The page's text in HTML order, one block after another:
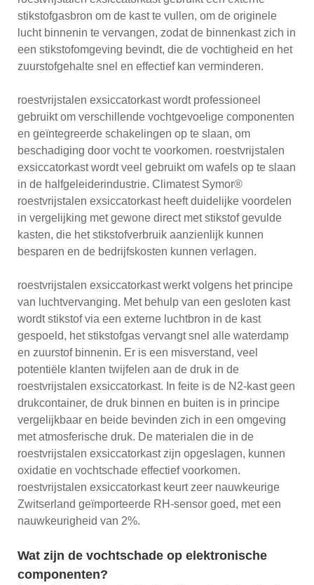
stikstofgasbron om de kast te vullen, om de originele
lucht binnenin te vervangen, zodat de binnenkast zich in
een stikstofomgeving bevindt, die de vochtigheid en het
zuurstofgehalte snel en effectief kan verminderen.
roestvrijstalen exsiccatorkast wordt professioneel
gebruikt om verschillende vochtgevoelige componenten
en geïntegreerde schakelingen op te slaan, om
beschadiging door vocht te voorkomen. roestvrijstalen
exsiccatorkast wordt veel gebruikt om wafels op te slaan
in de halfgeleiderindustrie. Climatest Symor®
roestvrijstalen exsiccatorkast heeft duidelijke voordelen
in vergelijking met gewone direct met stikstof gevulde
kasten, die het stikstofverbruik aanzienlijk kunnen
besparen en de bedrijfskosten kunnen verlagen.
roestvrijstalen exsiccatorkast werkt volgens het principe
van luchtvervanging. Met behulp van een gesloten kast
wordt stikstof via een externe luchtbron in de kast
gespoeld, het stikstofgas vervangt snel alle waterdamp
en zuurstof binnenin. Er is een misverstand, veel
potentiële klanten twijfelen aan de druk in de
roestvrijstalen exsiccatorkast. In feite is de N2-kast geen
drukcontainer, de druk binnen en buiten is in principe
vergelijkbaar en beide bevinden zich in een omgeving
met atmosferische druk. De materialen die in de
roestvrijstalen exsiccatorkast zijn opgeslagen, kunnen
oxidatie en vochtschade effectief voorkomen.
roestvrijstalen exsiccatorkast keurt zeer nauwkeurige
Zwitserland geïmporteerde RH-sensor goed, met een
nauwkeurigheid van 2%.
Wat zijn de vochtschade op elektronische
componenten?